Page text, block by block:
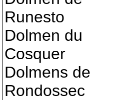
Runesto
Dolmen du
Cosquer
Dolmens de
Rondossec